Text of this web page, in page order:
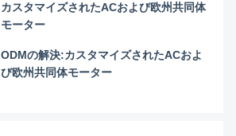
カスタマイズされたACおよび欧州共同体
モーター
ODMの解決:カスタマイズされたACおよ
び欧州共同体モーター